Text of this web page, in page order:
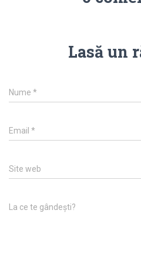
Lasă un
Nume *
Email *
Site web
La ce te gândești?